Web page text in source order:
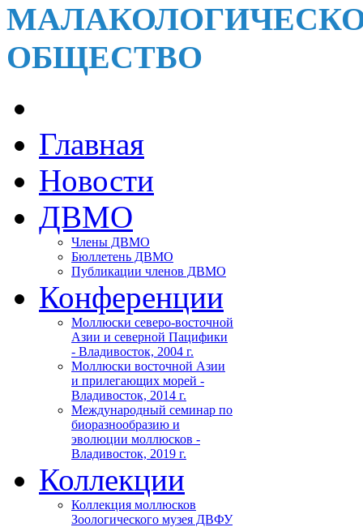
ОБЩЕСТВО
Главная
Новости
ДВМО
Члены ДВМО
Бюллетень ДВМО
Публикации членов ДВМО
Конференции
Моллюски северо-восточной
Азии и северной Пацифики
- Владивосток, 2004 г.
Моллюски восточной Азии
и прилегающих морей -
Владивосток, 2014 г.
Международный семинар по
биоразнообразию и
эволюции моллюсков -
Владивосток, 2019 г.
Коллекции
Коллекция моллюсков
Зоологического музея ДВФУ